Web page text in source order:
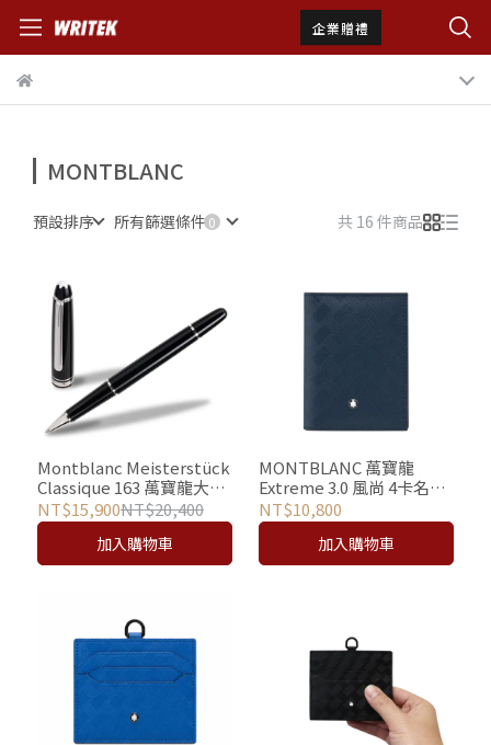
企業贈禮
MONTBLANC
預設排序 所有篩選條件 共 16 件商品
Montblanc Meisterstück
Classique 163 萬寶龍大師
傑作(大班) 鍍鉑金鋼珠筆
(小班2865/163S)
NT$15,900NT$20,400
加入購物車
MONTBLANC 萬寶龍
Extreme 3.0 風尚 4卡名片
夾 (墨藍)
NT$10,800
加入購物車